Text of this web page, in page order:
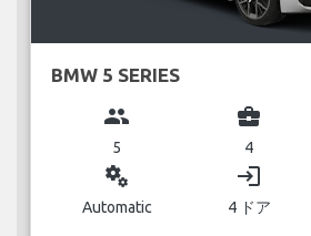
BMW 5 SERIES
group
5
business_center
4
miscellaneous_services
Automatic
login
4 ドア